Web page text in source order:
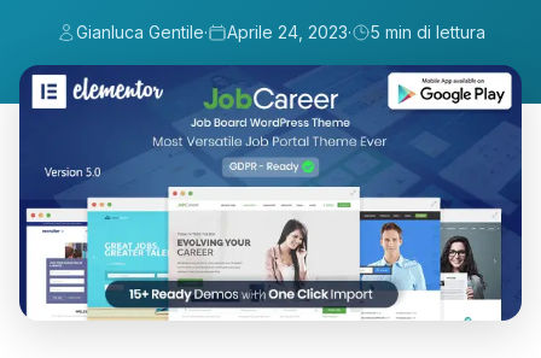
Gianluca Gentile· Aprile 24, 2023· 5 min di lettura